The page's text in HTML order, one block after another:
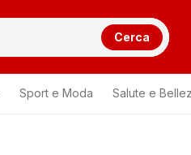
Cerca
Sport e Moda Salute e